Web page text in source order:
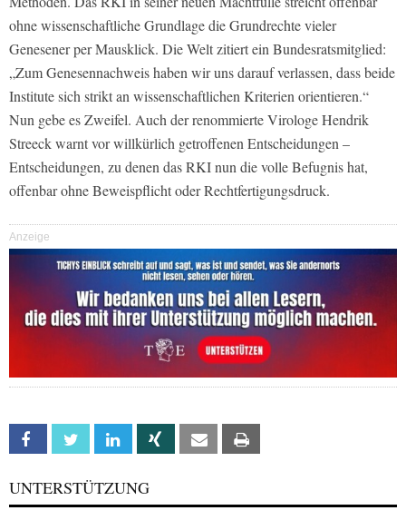
ohne wissenschaftliche Grundlage die Grundrechte vieler
Genesener per Mausklick. DieWeltzitiert ein Bundesratsmitglied:
„Zum Genesennachweis haben wir uns darauf verlassen, dass beide
Institute sich strikt an wissenschaftlichen Kriterien orientieren.“
Nun gebe es Zweifel. Auch der renommierte Virologe Hendrik
Streeck warnt vor willkürlich getroffenen Entscheidungen –
Entscheidungen, zu denen das RKI nun die volle Befugnis hat,
offenbar ohne Beweispflicht oder Rechtfertigungsdruck.
Anzeige
Facebook Twitter Linkedin Xing Email
UNTERSTÜTZUNG